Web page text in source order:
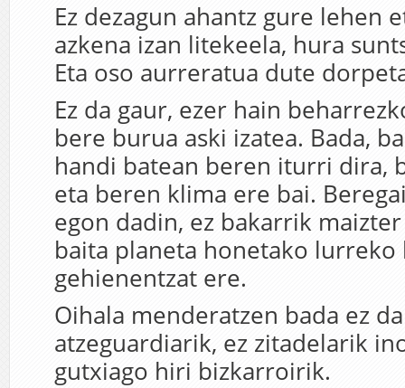
Ez dezagun ahantz gure lehen
azkena izan litekeela, hura
Eta oso aurreratua dute
Ez da gaur, ezer hain
bere burua aski izatea. Bada,
handi batean beren iturri dira,
eta beren klima ere bai.
egon dadin, ez bakarrik
baita planeta honetako
gehienentzat ere.
Oihala menderatzen bada ez
atzeguardiarik, ez zitadelarik
gutxiago hiri bizkarroirik.